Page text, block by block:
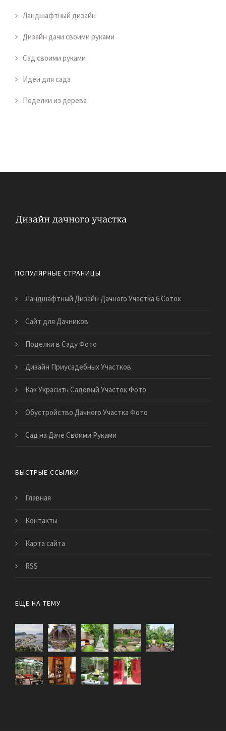
Ландшафтный дизайн
Дизайн дачи своими руками
Сад своими руками
Идеи для сада
Поделки из дерева
ПОПУЛЯРНЫЕ СТРАНИЦЫ
Ландшафтный Дизайн Дачного Участка 6 Соток
Сайт для Дачников
Поделки в Саду Фото
Дизайн Приусадебных Участков
Как Украсить Садовый Участок Фото
Обустройство Дачного Участка Фото
Сад на Даче Своими Руками
БЫСТРЫЕ ССЫЛКИ
Главная
Контакты
Карта сайта
RSS
ЕЩЕ НА ТЕМУ